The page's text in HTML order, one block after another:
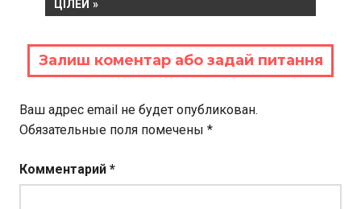
ЦІЛЕЙ
Залиш коментар або задай питання
Ваш адрес email не будет опубликован.
Обязательные поля помечены *
Комментарий *